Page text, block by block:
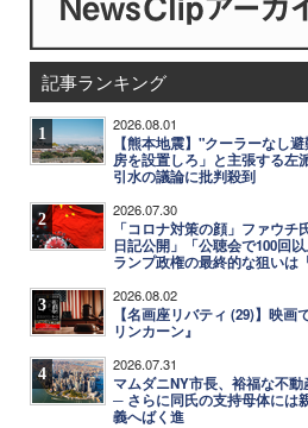
記事ランキング
1 2026.08.01
【熊本地震】"クーラーなし
房を設置しろ」と主張する左
引水の議論に批判殺到
2 2026.07.30
「コロナ対策の顔」ファウ
日記公開」「公聴会で100回
ランプ政権の最終的な狙いは
3 2026.08.02
【名画座リバティ (29)】映
リンカーン』
4 2026.07.31
マムダニNY市長、裕福な不
─ さらに同氏の支持母体には
義へばく進